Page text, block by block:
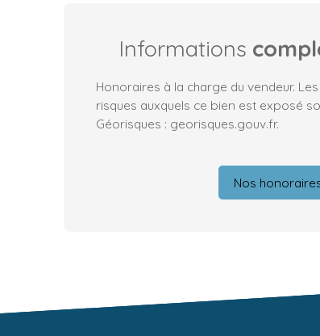
Informations
Honoraires à la charge du vendeur.
risques auxquels ce bien est exposé
Géorisques : georisques.gouv.fr.
Nos